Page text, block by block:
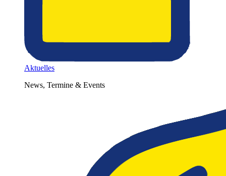
Aktuelles
News, Termine & Events